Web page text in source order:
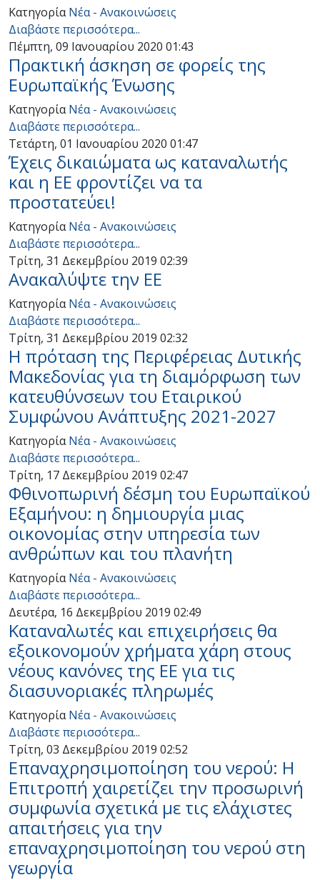
Κατηγορία Νέα - Ανακοινώσεις
Διαβάστε περισσότερα...
Πέμπτη, 09 Ιανουαρίου 2020 01:43
Πρακτική άσκηση σε φορείς της
Ευρωπαϊκής Ένωσης
Κατηγορία Νέα - Ανακοινώσεις
Διαβάστε περισσότερα...
Τετάρτη, 01 Ιανουαρίου 2020 01:47
Έχεις δικαιώματα ως καταναλωτής
και η ΕΕ φροντίζει να τα
προστατεύει!
Κατηγορία Νέα - Ανακοινώσεις
Διαβάστε περισσότερα...
Τρίτη, 31 Δεκεμβρίου 2019 02:39
Ανακαλύψτε την ΕΕ
Κατηγορία Νέα - Ανακοινώσεις
Διαβάστε περισσότερα...
Τρίτη, 31 Δεκεμβρίου 2019 02:32
Η πρόταση της Περιφέρειας Δυτικής
Μακεδονίας για τη διαμόρφωση των
κατευθύνσεων του Εταιρικού
Συμφώνου Ανάπτυξης 2021-2027
Κατηγορία Νέα - Ανακοινώσεις
Διαβάστε περισσότερα...
Τρίτη, 17 Δεκεμβρίου 2019 02:47
Φθινοπωρινή δέσμη του Ευρωπαϊκού
Εξαμήνου: η δημιουργία μιας
οικονομίας στην υπηρεσία των
ανθρώπων και του πλανήτη
Κατηγορία Νέα - Ανακοινώσεις
Διαβάστε περισσότερα...
Δευτέρα, 16 Δεκεμβρίου 2019 02:49
Καταναλωτές και επιχειρήσεις θα
εξοικονομούν χρήματα χάρη στους
νέους κανόνες της ΕΕ για τις
διασυνοριακές πληρωμές
Κατηγορία Νέα - Ανακοινώσεις
Διαβάστε περισσότερα...
Τρίτη, 03 Δεκεμβρίου 2019 02:52
Επαναχρησιμοποίηση του νερού: Η
Επιτροπή χαιρετίζει την προσωρινή
συμφωνία σχετικά με τις ελάχιστες
απαιτήσεις για την
επαναχρησιμοποίηση του νερού στη
γεωργία